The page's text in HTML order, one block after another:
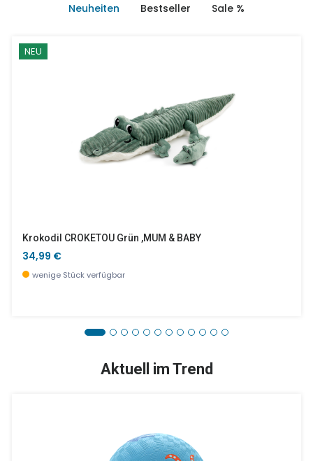
Neuheiten Bestseller Sale %
NEU
Krokodil CROKETOU Grün ,MUM & BABY
34,99 €
wenige Stück verfügbar
Aktuell im Trend